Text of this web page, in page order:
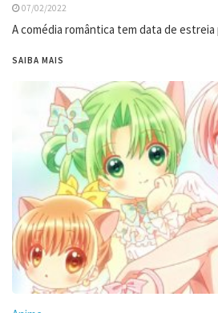
07/02/2022
A comédia romântica tem data de estreia
SAIBA MAIS